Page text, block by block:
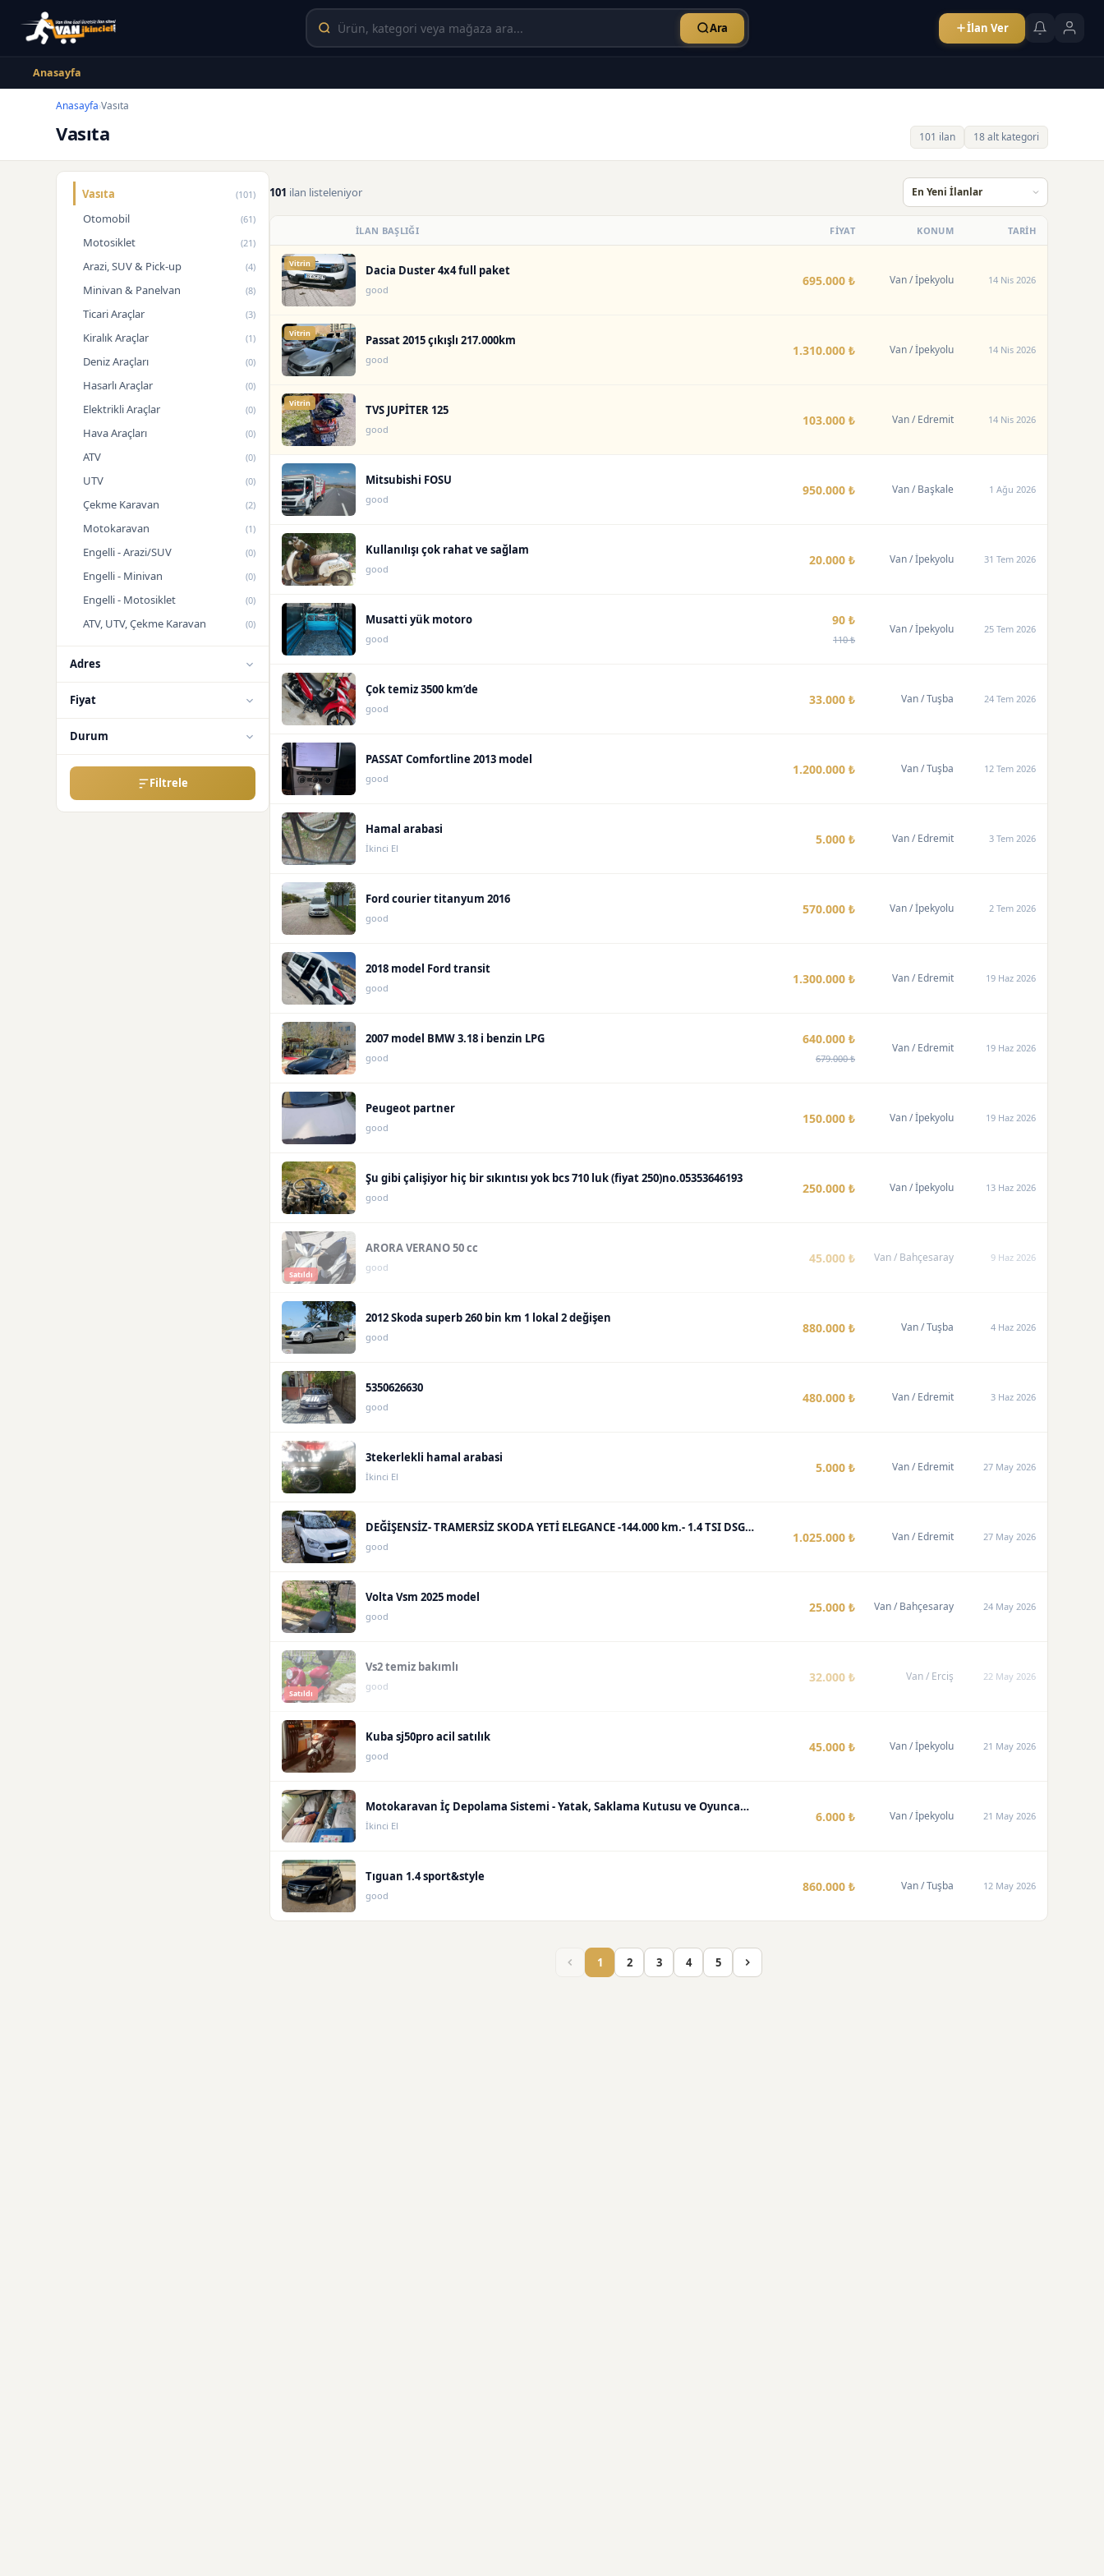
Ara İlan Ver
Anasayfa
Anasayfa›Vasıta
Vasıta 101 ilan 18 alt kategori
Vasıta (101)
Otomobil (61)
Motosiklet (21)
Arazi, SUV & Pick-up (4)
Minivan & Panelvan (8)
Ticari Araçlar (3)
Kiralık Araçlar (1)
Deniz Araçları (0)
Hasarlı Araçlar (0)
Elektrikli Araçlar (0)
Hava Araçları (0)
ATV (0)
UTV (0)
Çekme Karavan (2)
Motokaravan (1)
Engelli - Arazi/SUV (0)
Engelli - Minivan (0)
Engelli - Motosiklet (0)
ATV, UTV, Çekme Karavan (0)
Adres
Fiyat
Durum
Filtrele
101 ilan listeleniyor
İLAN BAŞLIĞI FİYAT KONUM TARİH
Vitrin Dacia Duster 4x4 full paket
good
695.000 ₺ Van/ İpekyolu 14 Nis 2026
Vitrin Passat 2015 çıkışlı 217.000km
good
1.310.000 ₺ Van/ İpekyolu 14 Nis 2026
Vitrin TVS JUPİTER 125
good
103.000 ₺ Van/ Edremit 14 Nis 2026
Mitsubishi FOSU
good
950.000 ₺ Van/ Başkale 1 Ağu 2026
Kullanılışı çok rahat ve sağlam
good
20.000 ₺ Van/ İpekyolu 31 Tem 2026
Musatti yük motoro
good
90 ₺
110 ₺
Van/ İpekyolu 25 Tem 2026
Çok temiz 3500 km’de
good
33.000 ₺ Van/ Tuşba 24 Tem 2026
PASSAT Comfortline 2013 model
good
1.200.000 ₺ Van/ Tuşba 12 Tem 2026
Hamal arabasi
İkinci El
5.000 ₺ Van/ Edremit 3 Tem 2026
Ford courier titanyum 2016
good
570.000 ₺ Van/ İpekyolu 2 Tem 2026
2018 model Ford transit
good
1.300.000 ₺ Van/ Edremit 19 Haz 2026
2007 model BMW 3.18 i benzin LPG
good
640.000 ₺
679.000 ₺
Van/ Edremit 19 Haz 2026
Peugeot partner
good
150.000 ₺ Van/ İpekyolu 19 Haz 2026
Şu gibi çalişiyor hiç bir sıkıntısı yok bcs 710 luk (fiyat 250)no.05353646193
good
250.000 ₺ Van/ İpekyolu 13 Haz 2026
Satıldı
ARORA VERANO 50 cc
good
45.000 ₺ Van/ Bahçesaray 9 Haz 2026
2012 Skoda superb 260 bin km 1 lokal 2 değişen
good
880.000 ₺ Van/ Tuşba 4 Haz 2026
5350626630
good
480.000 ₺ Van/ Edremit 3 Haz 2026
3tekerlekli hamal arabasi
İkinci El
5.000 ₺ Van/ Edremit 27 May 2026
DEĞİŞENSİZ- TRAMERSİZ SKODA YETİ ELEGANCE -144.000 km.- 1.4 TSI DSG-OTOMATİK
good
1.025.000 ₺ Van/ Edremit 27 May 2026
Volta Vsm 2025 model
good
25.000 ₺ Van/ Bahçesaray 24 May 2026
Satıldı
Vs2 temiz bakımlı
good
32.000 ₺ Van/ Erciş 22 May 2026
Kuba sj50pro acil satılık
good
45.000 ₺ Van/ İpekyolu 21 May 2026
Motokaravan İç Depolama Sistemi - Yatak, Saklama Kutusu ve Oyuncaklar
İkinci El
6.000 ₺ Van/ İpekyolu 21 May 2026
Tıguan 1.4 sport&style
good
860.000 ₺ Van/ Tuşba 12 May 2026
1 2 3 4 5